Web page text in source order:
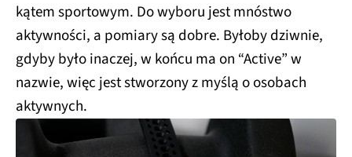
kątem sportowym. Do wyboru jest mnóstwo
aktywności, a pomiary są dobre. Byłoby dziwnie,
gdyby było inaczej, w końcu ma on “Active” w
nazwie, więc jest stworzony z myślą o osobach
aktywnych.